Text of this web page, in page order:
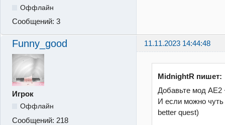
Оффлайн
Сообщений: 3
Funny_good 11.11.2023 14:44:48
Игрок
Оффлайн
Сообщений: 218
MidnightR пишет:
Добавьте мод AE2
И если можно чуть
better quest)